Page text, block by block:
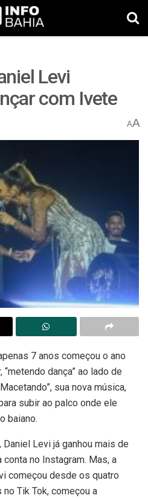
Levi
com Ivete
AA
7 anos começou o ano
dança” ao lado de
sua nova música,
subir ao palco onde ele
baiano.
Levi já ganhou mais de
no Instagram. Mas, a
começou desde os quatro
Tik Tok, começou a